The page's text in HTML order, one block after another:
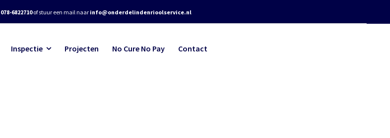
078-6822710of stuur een mail naar info@onderdelindenrioolservice.nl
Inspectie Projecten No Cure No Pay Contact